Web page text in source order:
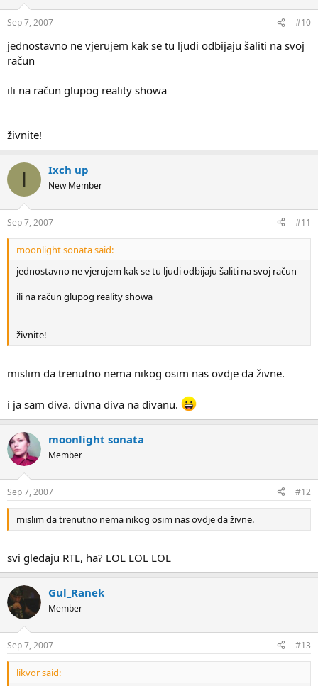
Sep 7, 2007 #10
jednostavno ne vjerujem kak se tu ljudi odbijaju šaliti na svoj
račun
ili na račun glupog reality showa
živnite!
I Ixch up
New Member
Sep 7, 2007 #11
moonlight sonata said:
jednostavno ne vjerujem kak se tu ljudi odbijaju šaliti na svoj račun
ili na račun glupog reality showa
živnite!
mislim da trenutno nema nikog osim nas ovdje da živne.
i ja sam diva. divna diva na divanu.
moonlight sonata
Member
Sep 7, 2007 #12
mislim da trenutno nema nikog osim nas ovdje da živne.
svi gledaju RTL, ha? LOL LOL LOL
Gul_Ranek
Member
Sep 7, 2007 #13
likvor said: